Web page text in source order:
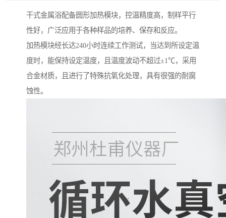
干式金属浴配备圆形加热模块，控温精度高，制样平行
性好，广泛应用于各种样品的培养、保存和反应。
加热模块经长达240小时连续工作测试，当达到所设定温
度时，能保持设定温度，且温度波动不超过±1℃，采用
合金材质，且进行了特殊抗氧化处理，具有很强的耐腐
蚀性。